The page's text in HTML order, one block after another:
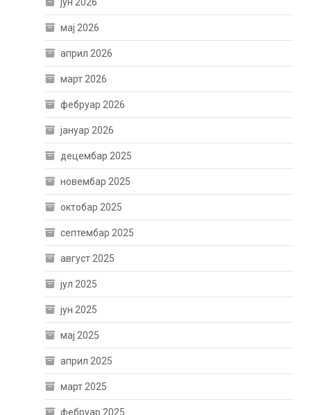
јун 2026
мај 2026
април 2026
март 2026
фебруар 2026
јануар 2026
децембар 2025
новембар 2025
октобар 2025
септембар 2025
август 2025
јул 2025
јун 2025
мај 2025
април 2025
март 2025
фебруар 2025